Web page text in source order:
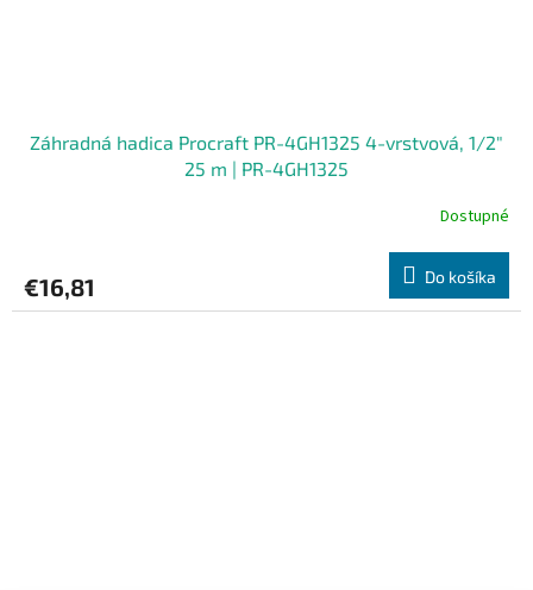
Záhradná hadica Procraft PR-4GH1325 4-vrstvová, 1/2"
25 m | PR-4GH1325
Dostupné
€16,81 Do košíka